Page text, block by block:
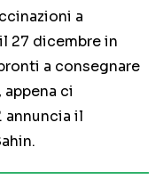
a
27 dicembre in
a consegnare
ci
annuncia il